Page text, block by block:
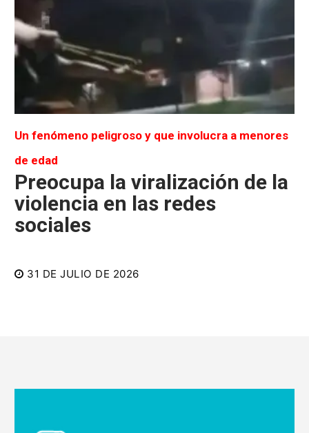
Un fenómeno peligroso y que involucra a menores
de edad
Preocupa la viralización de la
violencia en las redes
sociales
31 DE JULIO DE 2026